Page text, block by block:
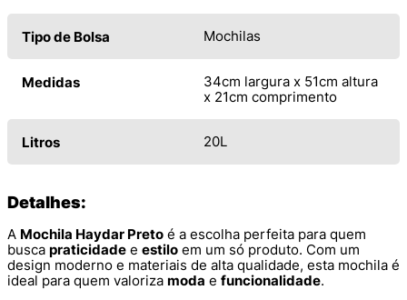
Tipo de Bolsa Mochilas
Medidas
34cm largura x 51cm altura
x 21cm comprimento
Litros 20L
Detalhes:
A Mochila Haydar Preto é a escolha perfeita para quem
busca praticidade e estilo em um só produto. Com um
design moderno e materiais de alta qualidade, esta mochila é
ideal para quem valoriza moda e funcionalidade.